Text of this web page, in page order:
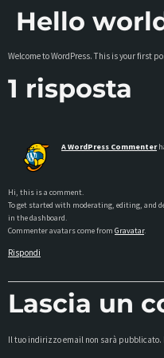
Hello
Welcome to WordPress. This is your first
1 risposta
A WordPress Commenter
Hi, this is a comment.
To get started with moderating, editing, and
in the dashboard.
Commenter avatars come from Gravatar.
Rispondi
Lascia un
Il tuo indirizzo email non sarà pubblicato.